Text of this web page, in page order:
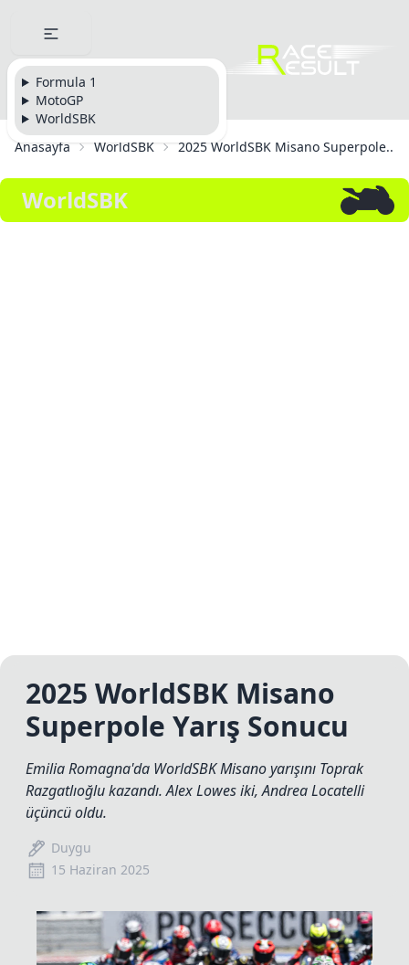
Formula 1
MotoGP
WorldSBK
Anasayfa
WorldSBK 2025 WorldSBK Misano Superpole...
WorldSBK
2025 WorldSBK Misano
Superpole Yarış Sonucu
Emilia Romagna'da WorldSBK Misano yarışını Toprak
Razgatlıoğlu kazandı. Alex Lowes iki, Andrea Locatelli
üçüncü oldu.
Duygu
15 Haziran 2025